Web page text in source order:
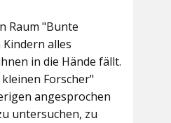
Raum "Bunte
alles
in die Hände fällt.
Forscher"
angesprochen
untersuchen, zu